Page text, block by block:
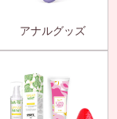
アナルグッズ